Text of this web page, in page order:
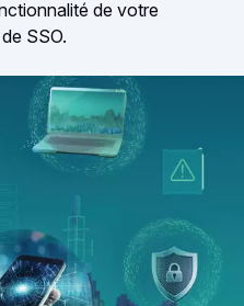
de votre
SSO.